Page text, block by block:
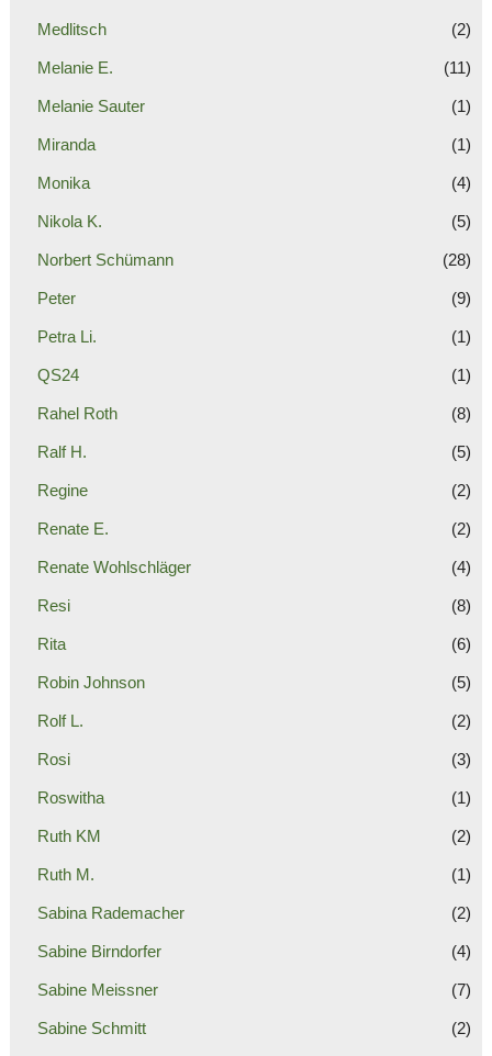
Medlitsch (2)
Melanie E. (11)
Melanie Sauter (1)
Miranda (1)
Monika (4)
Nikola K. (5)
Norbert Schümann (28)
Peter (9)
Petra Li. (1)
QS24 (1)
Rahel Roth (8)
Ralf H. (5)
Regine (2)
Renate E. (2)
Renate Wohlschläger (4)
Resi (8)
Rita (6)
Robin Johnson (5)
Rolf L. (2)
Rosi (3)
Roswitha (1)
Ruth KM (2)
Ruth M. (1)
Sabina Rademacher (2)
Sabine Birndorfer (4)
Sabine Meissner (7)
Sabine Schmitt (2)